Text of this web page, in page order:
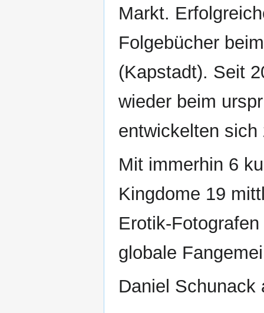
Markt.
Folgebücher
(Kapstadt). Seit
wieder beim
entwickelten
Mit immerhin 6
Kingdome 19
Erotik-
globale
Daniel